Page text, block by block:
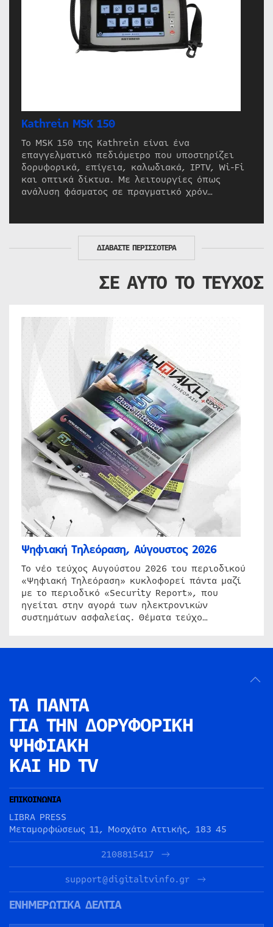
Kathrein MSK 150
Το MSK 150 της Kathrein είναι ένα
επαγγελματικό πεδιόμετρο που υποστηρίζει
δορυφορικά, επίγεια, καλωδιακά, IPTV, Wi-Fi
και οπτικά δίκτυα. Με λειτουργίες όπως
ανάλυση φάσματος σε πραγματικό χρόν…
ΔΙΑΒΑΣΤΕ ΠΕΡΙΣΣΟΤΕΡΑ
ΣΕ ΑΥΤΟ ΤΟ ΤΕΥΧΟΣ
Ψηφιακή Τηλεόραση, Αύγουστος 2026
Το νέο τεύχος Αυγούστου 2026 του περιοδικού
«Ψηφιακή Τηλεόραση» κυκλοφορεί πάντα μαζί
με το περιοδικό «Security Report», που
ηγείται στην αγορά των ηλεκτρονικών
συστημάτων ασφαλείας. Θέματα τεύχο…
ΤΑ ΠΑΝΤΑ
ΓΙΑ ΤΗΝ ΔΟΡΥΦΟΡΙΚΗ
ΨΗΦΙΑΚΗ
ΚΑΙ HD TV
ΕΠΙΚΟΙΝΩΝΙΑ
LIBRA PRESS
Μεταμορφώσεως 11, Μοσχάτο Αττικής, 183 45
2108815417
support@digitaltvinfo.gr
ΕΝΗΜΕΡΩΤΙΚΑ ΔΕΛΤΙΑ